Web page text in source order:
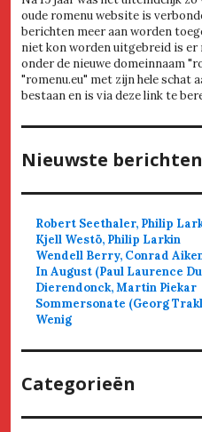
oude romenu website is
berichten meer aan worden
niet kon worden uitgebreid is er
onder de nieuwe domeinnaam
"romenu.eu" met zijn hele schat
bestaan en is via deze link te
Nieuwste berichten
Robert Seethaler, Philip
Kjell Westö, Philip Larkin
Wendell Berry, Conrad
In August (Paul Laurence
Dierendonck, Martin Piekar
Sommersonate (Georg
Wenig
Categorieën